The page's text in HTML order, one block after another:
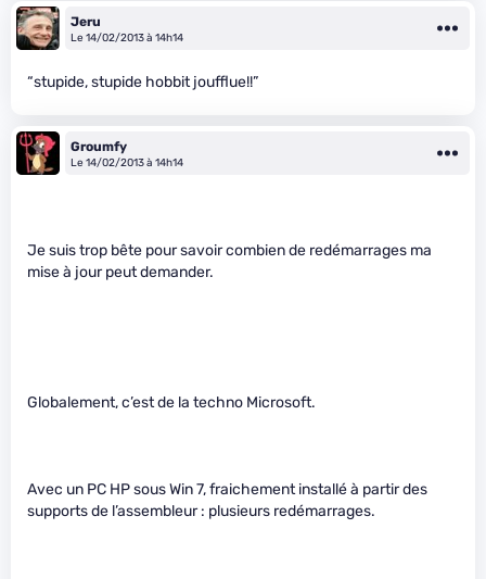
Jeru
Le 14/02/2013 à 14h14
“stupide, stupide hobbit joufflue!!”
Groumfy
Le 14/02/2013 à 14h14
Je suis trop bête pour savoir combien de redémarrages ma
mise à jour peut demander.
Globalement, c’est de la techno Microsoft.
Avec un PC HP sous Win 7, fraichement installé à partir des
supports de l’assembleur : plusieurs redémarrages.